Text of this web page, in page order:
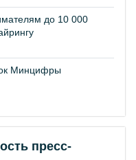
до 10 000
Минцифры
пресс-